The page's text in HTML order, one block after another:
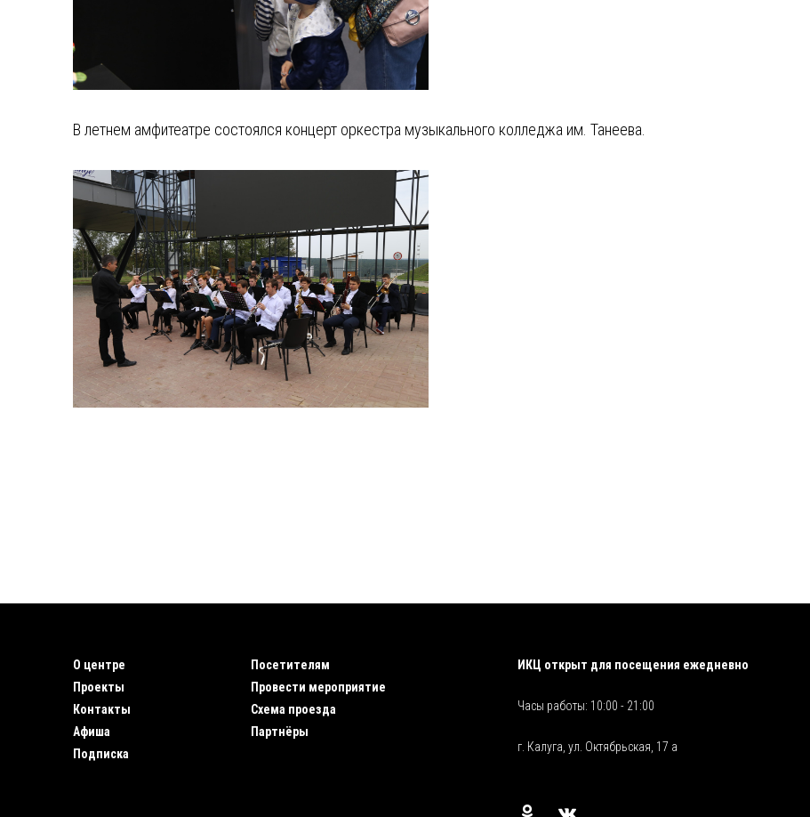
В летнем амфитеатре состоялся концерт оркестра музыкального колледжа им. Танеева.
О центре
Проекты
Контакты
Афиша
Подписка
Посетителям
Провести мероприятие
Схема проезда
Партнёры
ИКЦ открыт для посещения ежедневно
Часы работы: 10:00 - 21:00
г. Калуга, ул. Октябрьская, 17 а